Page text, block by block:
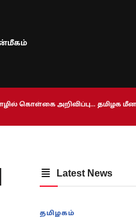
கொள்கை அறிவிப்பு… தமிழக
Latest News
தமிழகம்